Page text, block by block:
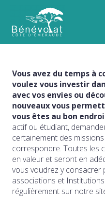
Vous avez du temps à
voulez vous investir
avec vos envies ou
nouveaux vous
vous êtes au bon
actif ou étudiant,
certainement des
correspondre. Toutes les
en valeur et seront en
vous voudrez y consacrer
associations et
régulièrement sur notre